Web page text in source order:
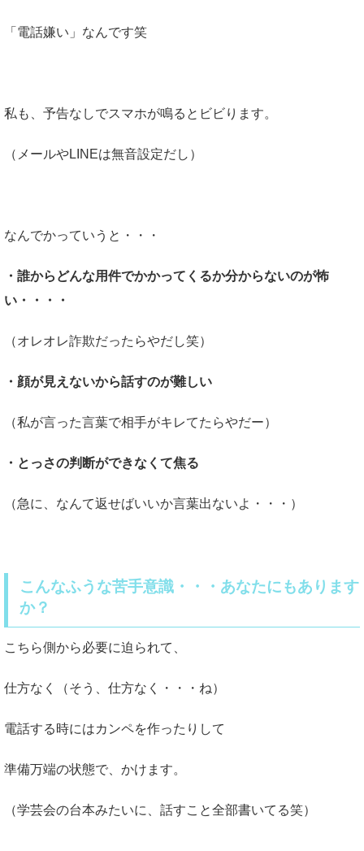
「電話嫌い」なんです笑
私も、予告なしでスマホが鳴るとビビります。
（メールやLINEは無音設定だし）
なんでかっていうと・・・
・誰からどんな用件でかかってくるか分からないのが怖
い・・・・
（オレオレ詐欺だったらやだし笑）
・顔が見えないから話すのが難しい
（私が言った言葉で相手がキレてたらやだー）
・とっさの判断ができなくて焦る
（急に、なんて返せばいいか言葉出ないよ・・・）
こんなふうな苦手意識・・・あなたにもあります
か？
こちら側から必要に迫られて、
仕方なく（そう、仕方なく・・・ね）
電話する時にはカンペを作ったりして
準備万端の状態で、かけます。
（学芸会の台本みたいに、話すこと全部書いてる笑）